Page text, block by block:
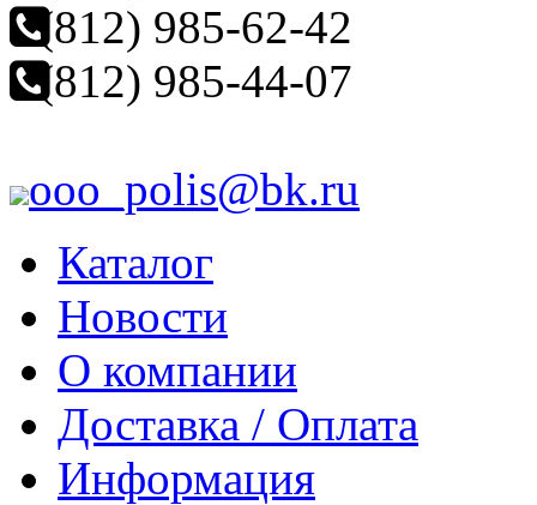
(812) 985-62-42
(812) 985-44-07
ooo_polis@bk.ru
Каталог
Новости
О компании
Доставка / Оплата
Информация